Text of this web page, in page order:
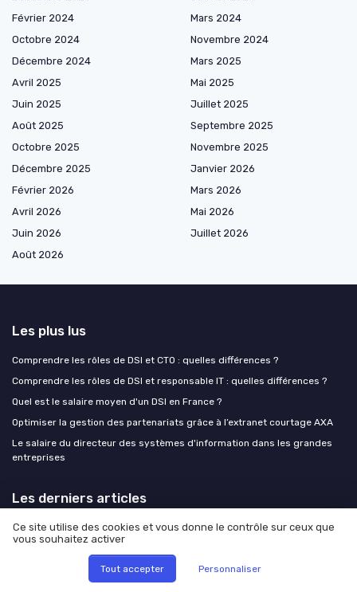
Février 2024
Mars 2024
Octobre 2024
Novembre 2024
Décembre 2024
Mars 2025
Avril 2025
Mai 2025
Juin 2025
Juillet 2025
Août 2025
Septembre 2025
Octobre 2025
Novembre 2025
Décembre 2025
Janvier 2026
Février 2026
Mars 2026
Avril 2026
Mai 2026
Juin 2026
Juillet 2026
Août 2026
Les plus lus
Comprendre les rôles de DSI et CTO : quelles différences ?
Comprendre les rôles de DSI et responsable IT : quelles différences ?
Quel est le salaire moyen d'un DSI en France ?
Optimiser la gestion des partenariats grâce à l’extranet courtage AXA
Le salaire du directeur des systèmes d'information dans les grandes
entreprises
Les derniers articles
Comment évaluer le prix de l’intelligence artificielle Markeonbiz pour une
DSI orientée marketing et données
gouvernance IT orientée données
Ce site utilise des cookies et vous donne le contrôle sur ceux que
vous souhaitez activer
Tout accepter Personnaliser